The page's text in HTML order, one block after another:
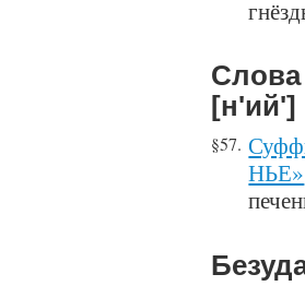
Слова
[н'ий']
§57.
НЬЕ»